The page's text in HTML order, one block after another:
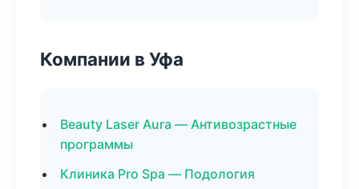
Компании в Уфа
Beauty Laser Aura — Антивозрастные
программы
Клиника Pro Spa — Подология